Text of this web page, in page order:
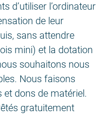
d’utiliser l’ordinateur
de leur
sans attendre
mini) et la dotation
souhaitons nous
Nous faisons
dons de matériel.
gratuitement